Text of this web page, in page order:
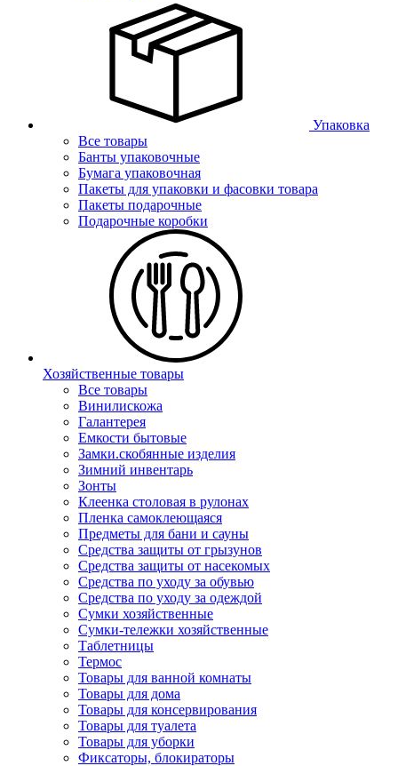
Упаковка
Все товары
Банты упаковочные
Бумага упаковочная
Пакеты для упаковки и фасовки товара
Пакеты подарочные
Подарочные коробки
Хозяйственные товары
Все товары
Винилискожа
Галантерея
Емкости бытовые
Замки.скобянные изделия
Зимний инвентарь
Зонты
Клеенка столовая в рулонах
Пленка самоклеющаяся
Предметы для бани и сауны
Средства защиты от грызунов
Средства защиты от насекомых
Средства по уходу за обувью
Средства по уходу за одеждой
Сумки хозяйственные
Сумки-тележки хозяйственные
Таблетницы
Термос
Товары для ванной комнаты
Товары для дома
Товары для консервирования
Товары для туалета
Товары для уборки
Фиксаторы, блокираторы